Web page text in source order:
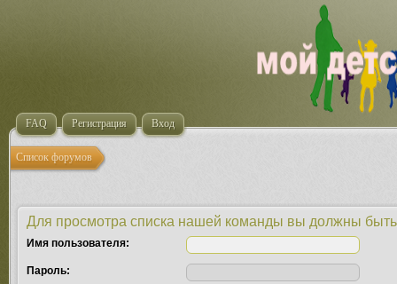
FAQ Регистрация Вход
Список форумов
Для просмотра списка нашей команды вы должны
Имя пользователя:
Пароль: